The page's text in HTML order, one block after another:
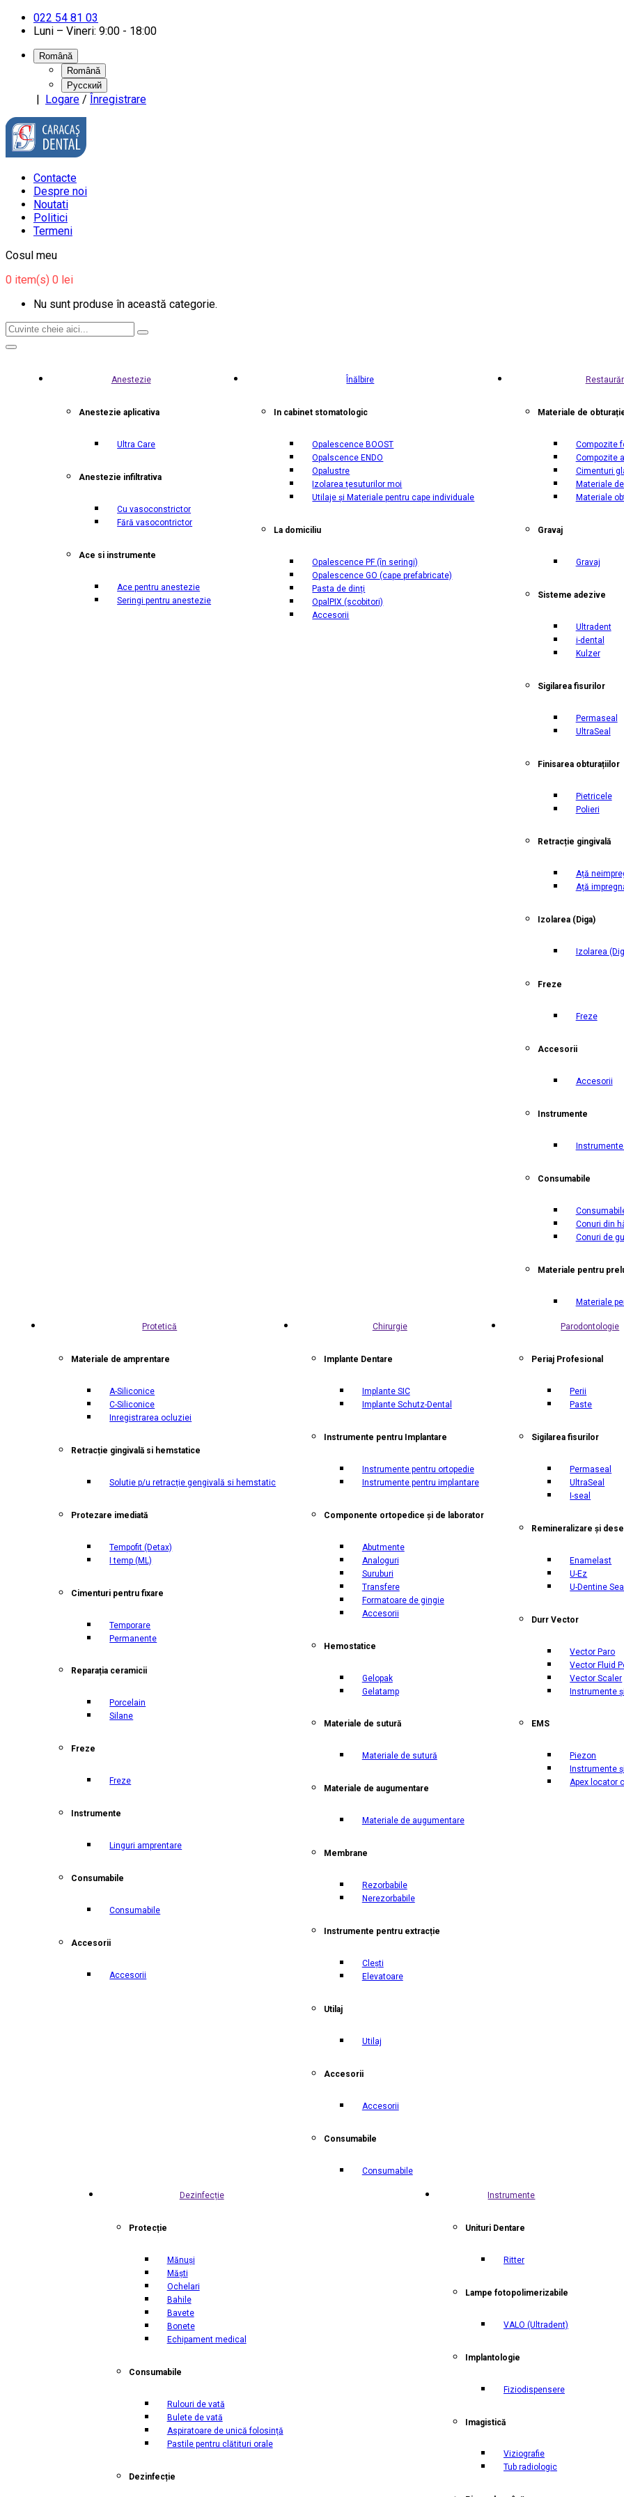
022 54 81 03
Luni – Vineri: 9:00 - 18:00
Română
Română
Русский
| Logare / Înregistrare
Contacte
Despre noi
Noutati
Politici
Termeni
Cosul meu
0 item(s) 0 lei
Nu sunt produse în această categorie.
Anestezie
Anestezie aplicativa
Ultra Care
Anestezie infiltrativa
Cu vasoconstrictor
Fără vasocontrictor
Ace si instrumente
Ace pentru anestezie
Seringi pentru anestezie
Înălbire
In cabinet stomatologic
Opalescence BOOST
Opalscence ENDO
Opalustre
Izolarea țesuturilor moi
Utilaje și Materiale pentru cape individuale
La domiciliu
Opalescence PF(în seringi)
Opalescence GO(cape prefabricate)
Pasta de dinți
OpalPIX(scobitori)
Accesorii
Materiale de
Compozite
Compozite
Cimenturi
Materiale
Materiale
Gravaj
Gravaj
Sisteme adezive
Ultradent
i-dental
Kulzer
Sigilarea fisurilor
Permaseal
UltraSeal
Finisarea obturațiilor
Pietricele
Polieri
Retracție gingivală
Ață
Ață
Izolarea (Diga)
Izolarea
Freze
Freze
Accesorii
Accesorii
Instrumente
Consumabile
Conuri din
Conuri de
Materiale pentru
Materiale
Protetică
Materiale de amprentare
A-Siliconice
C-Siliconice
Inregistrarea ocluziei
Retracție gingivală si hemstatice
Solutie p/u retracție gengivală si hemstatic
Protezare imediată
Tempofit(Detax)
I temp(ML)
Cimenturi pentru fixare
Temporare
Permanente
Reparația ceramicii
Porcelain
Silane
Freze
Freze
Instrumente
Linguri amprentare
Consumabile
Consumabile
Accesorii
Accesorii
Chirurgie
Implante Dentare
Implante SIC
Implante Schutz-Dental
Instrumente pentru Implantare
Instrumente pentru ortopedie
Instrumente pentru implantare
Componente ortopedice și de laborator
Abutmente
Analoguri
Suruburi
Transfere
Formatoare de gingie
Accesorii
Hemostatice
Gelopak
Gelatamp
Materiale de sutură
Materiale de sutură
Materiale de augumentare
Materiale de augumentare
Membrane
Rezorbabile
Nerezorbabile
Instrumente pentru extracție
Clești
Elevatoare
Utilaj
Utilaj
Accesorii
Accesorii
Consumabile
Consumabile
Parodontologie
Periaj Profesional
Perii
Paste
Sigilarea fisurilor
Permaseal
UltraSeal
I-seal
Remineralizare și
Enamelast
U-Ez
U-Dentine
Durr Vector
Vector Paro
Vector Fluid
Vector Scaler
Instrumente
EMS
Piezon
Instrumente
Apex locator
Dezinfecție
Protecție
Mănuși
Măști
Ochelari
Bahile
Bavete
Bonete
Echipament medical
Consumabile
Rulouri de vată
Bulete de vată
Aspiratoare de unică folosință
Pastile pentru clătituri orale
Dezinfecție
Instrumente
Unituri Dentare
Ritter
Lampe fotopolimerizabile
VALO (Ultradent)
Implantologie
Fiziodispensere
Imagistică
Viziografie
Tub radiologic